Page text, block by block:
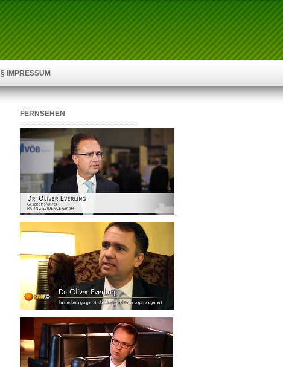
§ IMPRESSUM
FERNSEHEN